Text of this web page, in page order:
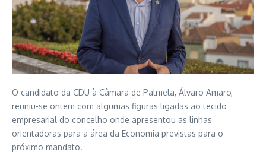
O candidato da CDU à Câmara de Palmela, Álvaro Amaro,
reuniu-se ontem com algumas figuras ligadas ao tecido
empresarial do concelho onde apresentou as linhas
orientadoras para a área da Economia previstas para o
próximo mandato.